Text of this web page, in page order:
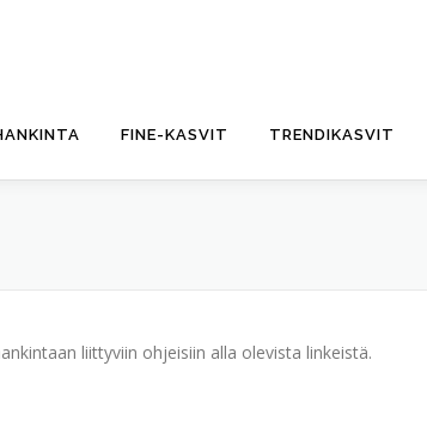
FINE-KASVIT TRENDIKASVIT
liittyviin ohjeisiin alla olevista linkeistä.